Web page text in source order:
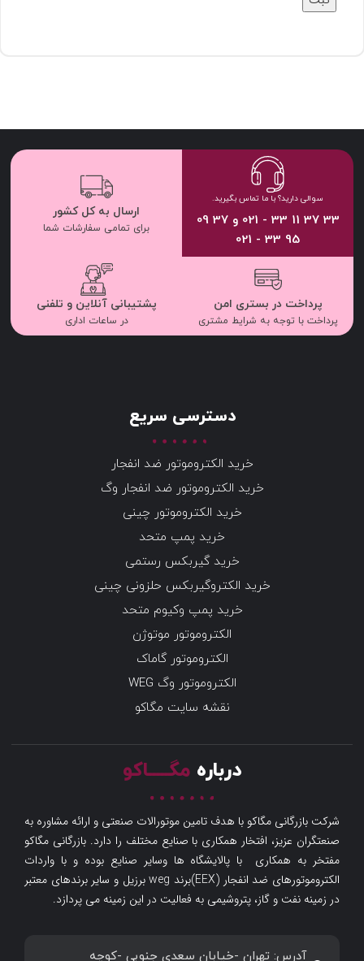
سوالی دارید؟ با ما تماس بگیرید.
33 37 11 33 - 021 و 37 09
95 33 - 021
ارسال به کل کشور
برای تمامی سفارشات شما
پرداخت در بستری امن
پرداخت با توجه به شرایط مشتری
پشتیبانی آنلاین و تلفنی
در ساعات اداری
دسترسی سریع
خرید الکتروموتور ضد انفجار
خرید الکتروموتور ضد انفجار وگ
خرید الکتروموتور چینی
خرید پمپ متحد
خرید گیربکس رستمی
خرید الکتروگیربکس حلزونی چینی
خرید پمپ وکیوم متحد
الکتروموتور موتوژن
الکتروموتور گاماک
الکتروموتور وگ WEG
نقشه سایت مگاکو
درباره مگـــــاکو
شرکت بازرگانی مگاکو با هدف تامین موتورالات صنعتی و ارائه مشاوره به
صنعتگران عزیز، افتخار همکاری با صنایع مختلف را دارد. بازرگانی مگاکو
مفتخر به همکاری با پالایشگاه ها وسایر صنایع بوده و با واردات
الکتروموتورهای ضد انفجار (EEX)برند weg برزیل و سایر برندهای معتبر
در زمینه نفت و گاز، پتروشیمی به فعالیت در این زمینه می پردازد.
آدرس: تهران -خیابان سعدی جنوبی -کوچه